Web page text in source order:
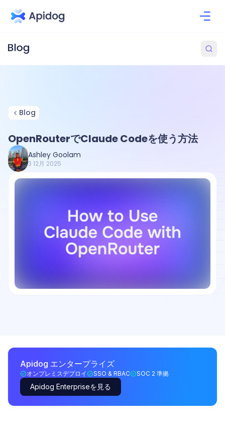
Blog
OpenRouterでClaude Codeを使う方法
Ashley Goolam
3 12月 2025
Apidog エンタープライズ
オンプレミスデプロイ SSO & RBAC SOC 2 準拠
Apidog Enterpriseを見る